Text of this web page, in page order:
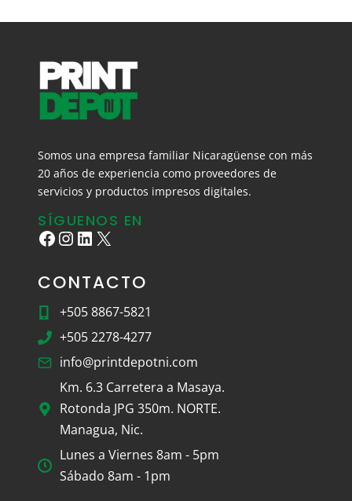
Somos una empresa familiar Nicaragüense con más
20 años de experiencia como proveedores de
servicios y productos impresos digitales.
SÍGUENOS EN
Facebook
Instagram
LinkedIn
X
CONTACTO
+505 8867-5821
+505 2278-4277
info@printdepotni.com
Km. 6.3 Carretera a Masaya.
Rotonda JPG 350m. NORTE.
Managua, Nic.
Lunes a Viernes 8am - 5pm
Sábado 8am - 1pm